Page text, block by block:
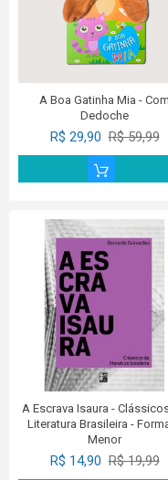
A Boa Gatinha Mia - Com
Dedoche
R$ 29,90 R$ 59,99
A Escrava Isaura -
Literatura Brasileira -
Menor
R$ 14,90 R$ 19,99